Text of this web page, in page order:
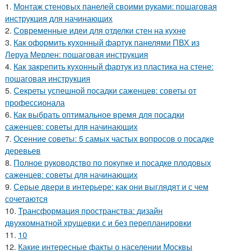
1. Монтаж стеновых панелей своими руками: пошаговая
инструкция для начинающих
2. Современные идеи для отделки стен на кухне
3. Как оформить кухонный фартук панелями ПВХ из
Леруа Мерлен: пошаговая инструкция
4. Как закрепить кухонный фартук из пластика на стене:
пошаговая инструкция
5. Секреты успешной посадки саженцев: советы от
профессионала
6. Как выбрать оптимальное время для посадки
саженцев: советы для начинающих
7. Осенние советы: 5 самых частых вопросов о посадке
деревьев
8. Полное руководство по покупке и посадке плодовых
саженцев: советы для начинающих
9. Серые двери в интерьере: как они выглядят и с чем
сочетаются
10. Трансформация пространства: дизайн
двухкомнатной хрущевки с и без перепланировки
11. 10
12. Какие интересные факты о населении Москвы